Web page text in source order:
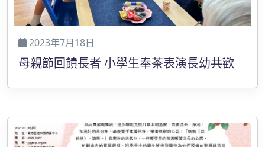
2023年7月18日
母親節回饋長者 小學生奉茶表演長幼共歡